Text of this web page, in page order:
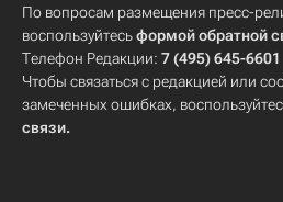
По вопросам размещения пресс-
воспользуйтесьформой обратной
Телефон Редакции: 7 (495) 645-6601
Чтобы связаться с редакцией или
замеченных ошибках,
связи.